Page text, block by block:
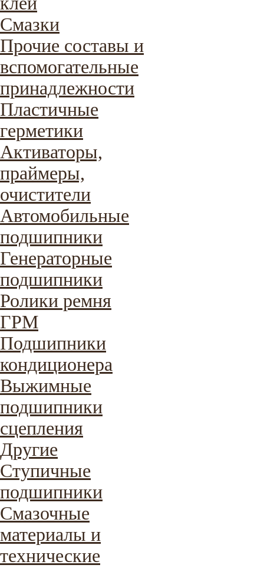
Смазки
Прочие составы и
вспомогательные
принадлежности
Пластичные
герметики
Активаторы,
праймеры,
очистители
Автомобильные
подшипники
Генераторные
подшипники
Ролики ремня
ГРМ
Подшипники
кондиционера
Выжимные
подшипники
сцепления
Другие
Ступичные
подшипники
Смазочные
материалы и
технические